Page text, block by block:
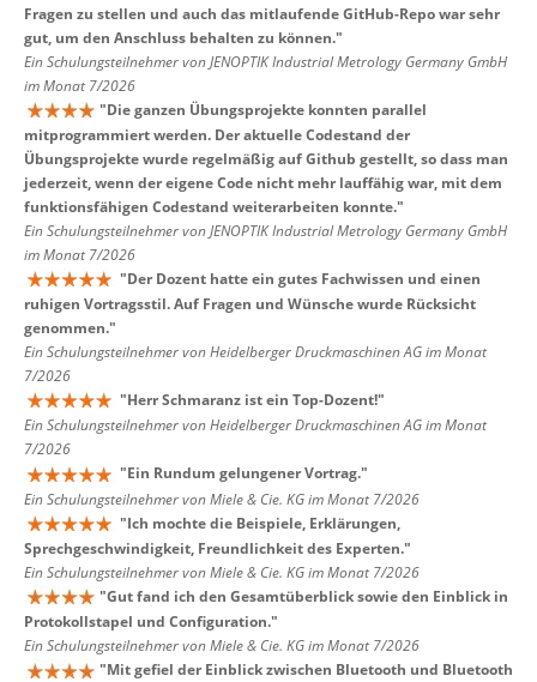
Fragen zu stellen und auch das mitlaufende GitHub-Repo war sehr
gut, um den Anschluss behalten zu können."
Ein Schulungsteilnehmer von JENOPTIK Industrial Metrology Germany GmbH
im Monat 7/2026
"Die ganzen Übungsprojekte konnten parallel
mitprogrammiert werden. Der aktuelle Codestand der
Übungsprojekte wurde regelmäßig auf Github gestellt, so dass man
jederzeit, wenn der eigene Code nicht mehr lauffähig war, mit dem
funktionsfähigen Codestand weiterarbeiten konnte."
Ein Schulungsteilnehmer von JENOPTIK Industrial Metrology Germany GmbH
im Monat 7/2026
"Der Dozent hatte ein gutes Fachwissen und einen
ruhigen Vortragsstil. Auf Fragen und Wünsche wurde Rücksicht
genommen."
Ein Schulungsteilnehmer von Heidelberger Druckmaschinen AG im Monat
7/2026
"Herr Schmaranz ist ein Top-Dozent!"
Ein Schulungsteilnehmer von Heidelberger Druckmaschinen AG im Monat
7/2026
"Ein Rundum gelungener Vortrag."
Ein Schulungsteilnehmer von Miele & Cie. KG im Monat 7/2026
"Ich mochte die Beispiele, Erklärungen,
Sprechgeschwindigkeit, Freundlichkeit des Experten."
Ein Schulungsteilnehmer von Miele & Cie. KG im Monat 7/2026
"Gut fand ich den Gesamtüberblick sowie den Einblick in
Protokollstapel und Configuration."
Ein Schulungsteilnehmer von Miele & Cie. KG im Monat 7/2026
"Mit gefiel der Einblick zwischen Bluetooth und Bluetooth